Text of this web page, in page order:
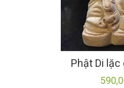
Phật Di lặc